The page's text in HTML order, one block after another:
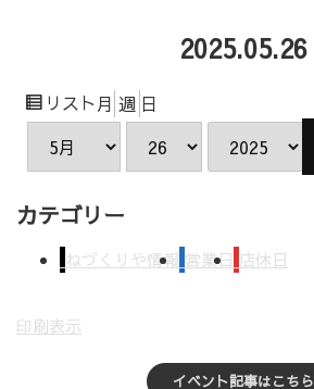
2025.05.26
リスト 表
示
月 週 日
カテゴリー
ねづくりや情報 営業日 店休日
印刷表示
イベント記事はこちら